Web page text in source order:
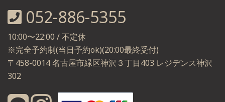
052-886-5355
10:00〜22:00 / 不定休
※完全予約制(当日予約ok)(20:00最終受付)
〒458-0014 名古屋市緑区神沢３丁目403 レジデンス神沢
302